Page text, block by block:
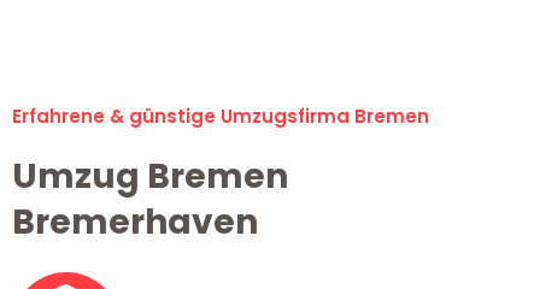
Erfahrene & günstige Umzugsfirma Bremen
Umzug Bremen
Bremerhaven